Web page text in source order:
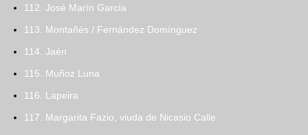
112. José Marín García
113. Montañés / Fernández Domínguez
114. Jaén
115. Muñoz Luna
116. Lapeira
117. Margarita Fazio, viuda de Nicasio Calle